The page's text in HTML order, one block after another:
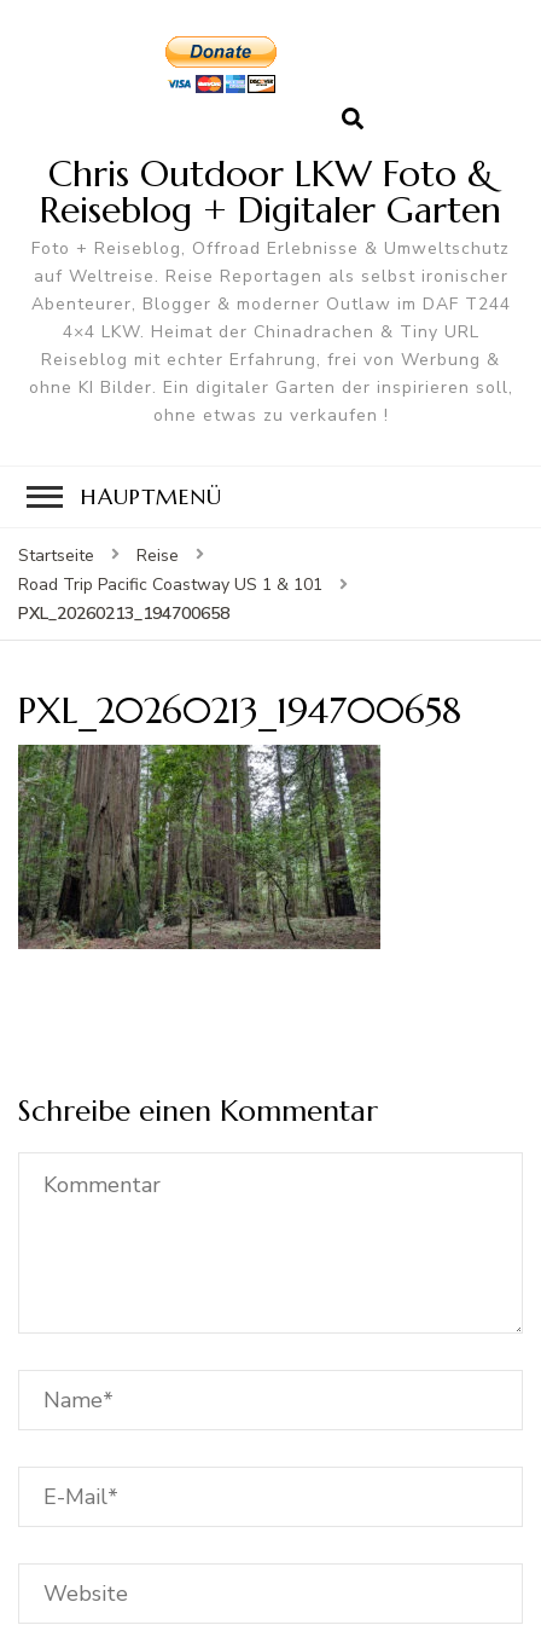
Chris Outdoor LKW Foto &
Reiseblog + Digitaler Garten
Foto + Reiseblog, Offroad Erlebnisse & Umweltschutz
auf Weltreise. Reise Reportagen als selbst ironischer
Abenteurer, Blogger & moderner Outlaw im DAF T244
4×4 LKW. Heimat der Chinadrachen & Tiny URL
Reiseblog mit echter Erfahrung, frei von Werbung &
ohne KI Bilder. Ein digitaler Garten der inspirieren soll,
ohne etwas zu verkaufen !
HAUPTMENÜ
Startseite
Reise
Road Trip Pacific Coastway US 1 & 101
PXL_20260213_194700658
PXL_20260213_194700658
Schreibe einen Kommentar